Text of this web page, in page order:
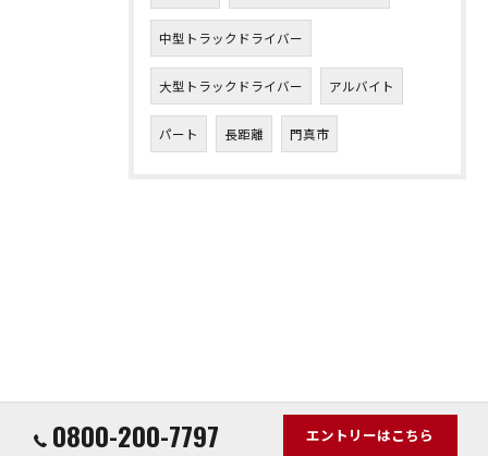
中型トラックドライバー
大型トラックドライバー アルバイト
パート 長距離 門真市
0800-200-7797 エントリーはこちら